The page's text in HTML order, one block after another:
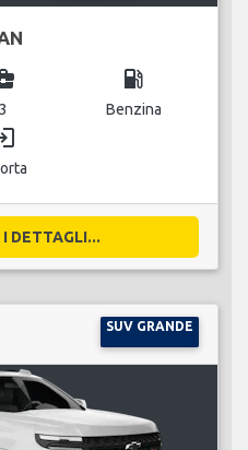
3
local_gas_station
Benzina
DETTAGLI...
SUV GRANDE